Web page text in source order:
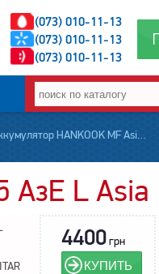
(073) 010-11-13
(073) 010-11-13
(073) 010-11-13
Asia 95 Ah на окружной с доставкой по Украине
АзЕ L Asia
4400грн
КУПИТЬ